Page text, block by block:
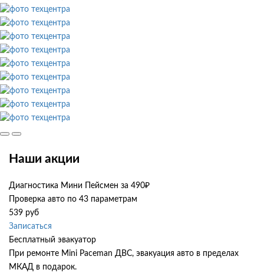
Наши акции
Диагностика Мини Пейсмен за 490₽
Проверка авто по 43 параметрам
539 руб
Записаться
Бесплатный эвакуатор
При ремонте Mini Paceman ДВС, эвакуация авто в пределах
МКАД в подарок.